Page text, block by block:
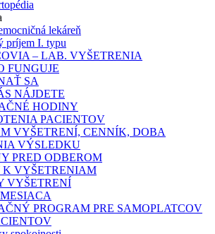
lekáreň
príjem I. typu
– LAB. VYŠETRENIA
FUNGUJE
SA
NÁJDETE
HODINY
PACIENTOV
VYŠETRENÍ, CENNÍK, DOBA
VÝSLEDKU
PRED ODBEROM
K VYŠETRENIAM
VYŠETRENÍ
PROGRAM PRE SAMOPLATCOV